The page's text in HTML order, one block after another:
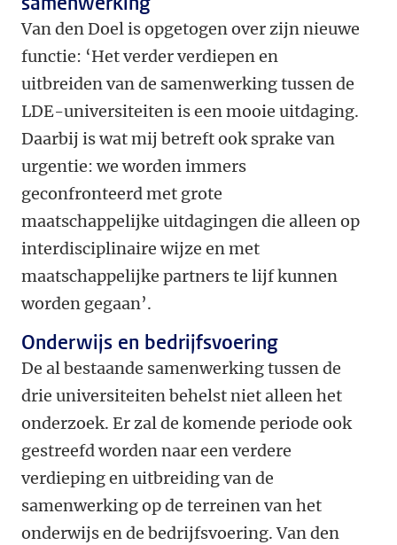
Van den Doel is opgetogen over zijn nieuwe
functie: ‘Het verder verdiepen en
uitbreiden van de samenwerking tussen de
LDE-universiteiten is een mooie uitdaging.
Daarbij is wat mij betreft ook sprake van
urgentie: we worden immers
geconfronteerd met grote
maatschappelijke uitdagingen die alleen op
interdisciplinaire wijze en met
maatschappelijke partners te lijf kunnen
worden gegaan’.
Onderwijs en bedrijfsvoering
De al bestaande samenwerking tussen de
drie universiteiten behelst niet alleen het
onderzoek. Er zal de komende periode ook
gestreefd worden naar een verdere
verdieping en uitbreiding van de
samenwerking op de terreinen van het
onderwijs en de bedrijfsvoering. Van den